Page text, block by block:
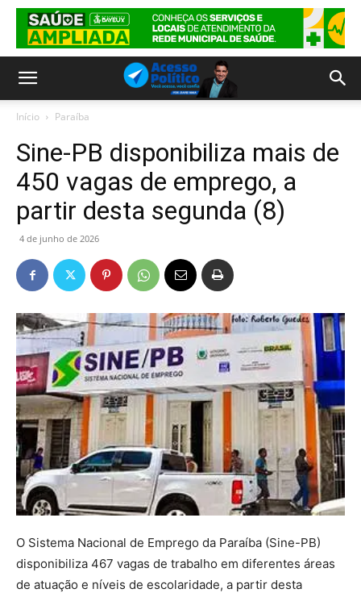
Início Paraíba
Sine-PB disponibiliza mais de
450 vagas de emprego, a
partir desta segunda (8)
4 de junho de 2026
O Sistema Nacional de Emprego da Paraíba (Sine-PB)
disponibiliza 467 vagas de trabalho em diferentes áreas
de atuação e níveis de escolaridade, a partir desta